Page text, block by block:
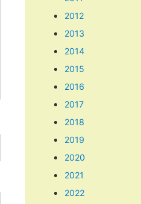
2012
2013
2014
2015
2016
2017
2018
2019
2020
2021
2022